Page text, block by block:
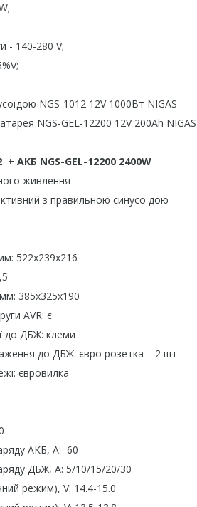
140-280 V;
NGS-1012 12V 1000Вт NIGAS
NGS-GEL-12200 12V 200Ah NIGAS
АКБ NGS-GEL-12200 2400W
живлення
з правильною синусоїдою
AVR: є
ДБЖ: клеми
до ДБЖ: євро розетка – 2 шт
євровилка
АКБ, A: 60
ДБЖ, A: 5/10/15/20/30
режим), V: 14.4-15.0